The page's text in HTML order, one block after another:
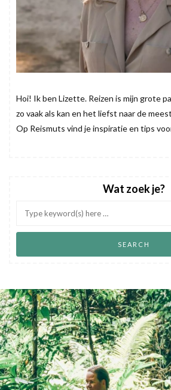
Hoi! Ik ben Lizette. Reizen is mijn grote
zo vaak als kan en het liefst naar de
Op Reismuts vind je inspiratie en tips
Wat zoek je?